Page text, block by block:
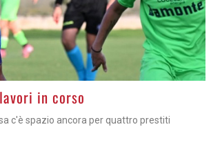
in corso
c'è spazio ancora per quattro prestiti